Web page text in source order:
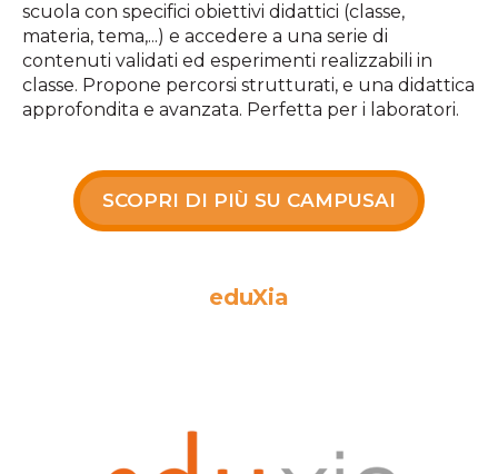
scuola con specifici obiettivi didattici (classe,
materia, tema,...) e accedere a una serie di
contenuti validati ed esperimenti realizzabili in
classe. Propone percorsi strutturati, e una didattica
approfondita e avanzata. Perfetta per i laboratori.
SCOPRI DI PIÙ SU CAMPUSAI
eduXia